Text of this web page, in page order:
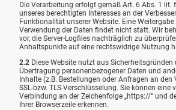
Die Verarbeitung erfolgt gemäß Art. 6 Abs. 1 lit.
unseres berechtigten Interesses an der
Funktionalität unserer Website. Eine
Verwendung der Daten findet nicht statt. Wir
vor, die Server-Logfiles nachträglich zu
Anhaltspunkte auf eine rechtswidrige Nutzung
2.2 Diese Website nutzt aus
Übertragung personenbezogener Daten und
Inhalte (z.B. Bestellungen oder Anfragen an
SSL-bzw. TLS-Verschlüsselung. Sie können eine
Verbindung an der Zeichenfolge „https://“ und
Ihrer Browserzeile erkennen.